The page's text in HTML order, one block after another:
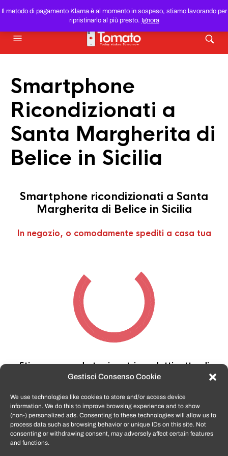
Gestisci Consenso Cookie
We use technologies like cookies to store and/or access device
information. We do this to improve browsing experience and to show
(non-) personalized ads. Consenting to these technologies will allow us to
process data such as browsing behavior or unique IDs on this site. Not
consenting or withdrawing consent, may adversely affect certain features
and functions.
Il metodo di pagamento Klarna è al momento in sospeso, stiamo lavorando per
ripristinarlo al più presto. Ignora
SMARTPHONE E TABLET RICONDIZIONATIAL MIGLIOR
PREZZO DEL WEB!
Smartphone
Ricondizionati a
Santa Margherita di
Belice in Sicilia
Smartphone ricondizionati a Santa
Margherita di Belice in Sicilia
In negozio, o comodamente spediti a casa tua
Stiamo cercando tra i nostri prodotti, attendi
qualche secondo…
TomatoSmartphone.itè lo shop n.1 in italia per
smartphone ricondizionati garantiti e certificati
di tutte le marche,APPLE, SAMSUNG, HUAWEI,
ONEPLUS, XIAOMI e tanto altro